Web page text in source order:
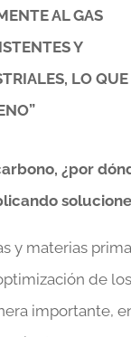
AL GAS
Y
LO QUE
¿por
y materias
de los
importante,